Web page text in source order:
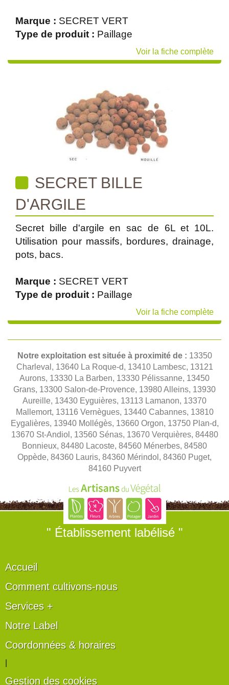
Marque : SECRET VERT
Type de produit : Paillage
Voir la fiche complète
SECRET BILLE
D'ARGILE
Secret bille d'argile en sac de 6L et 10L.
Utilisation pour massifs, bordures, drainage,
pots, bacs.
Marque : SECRET VERT
Type de produit : Paillage
Voir la fiche complète
Notre exploitation est située à proximité de : 13350
Charleval, 13640 La Roque-d, 13410 Lambesc, 13121
Aurons, 13330 La Barben, 13330 Pélissanne, 13450
Grans, 13300 Salon-de-Provence, 13980 Alleins, 13930
Aureille, 13430 Eyguières, 13113 Lamanon, 13370
Mallemort, 13116 Vernègues, 13440 Cabannes, 13810
Eygalières, 13940 Mollégès, 13660 Orgon, 13750 Plan-d,
13670 St-Andiol, 13560 Sénas, 13670 Verquières, 84480
Bonnieux, 84480 Lacoste, 84560 Ménerbes, 84580
Oppède, 84360 Lauris, 84360 Mérindol, 84360 Puget,
84160 Puyvert
" Établissement labélisé "
Accueil
Comment cultivons-nous
Services +
Notre Label
Coordonnées & horaires
Gestion des cookies